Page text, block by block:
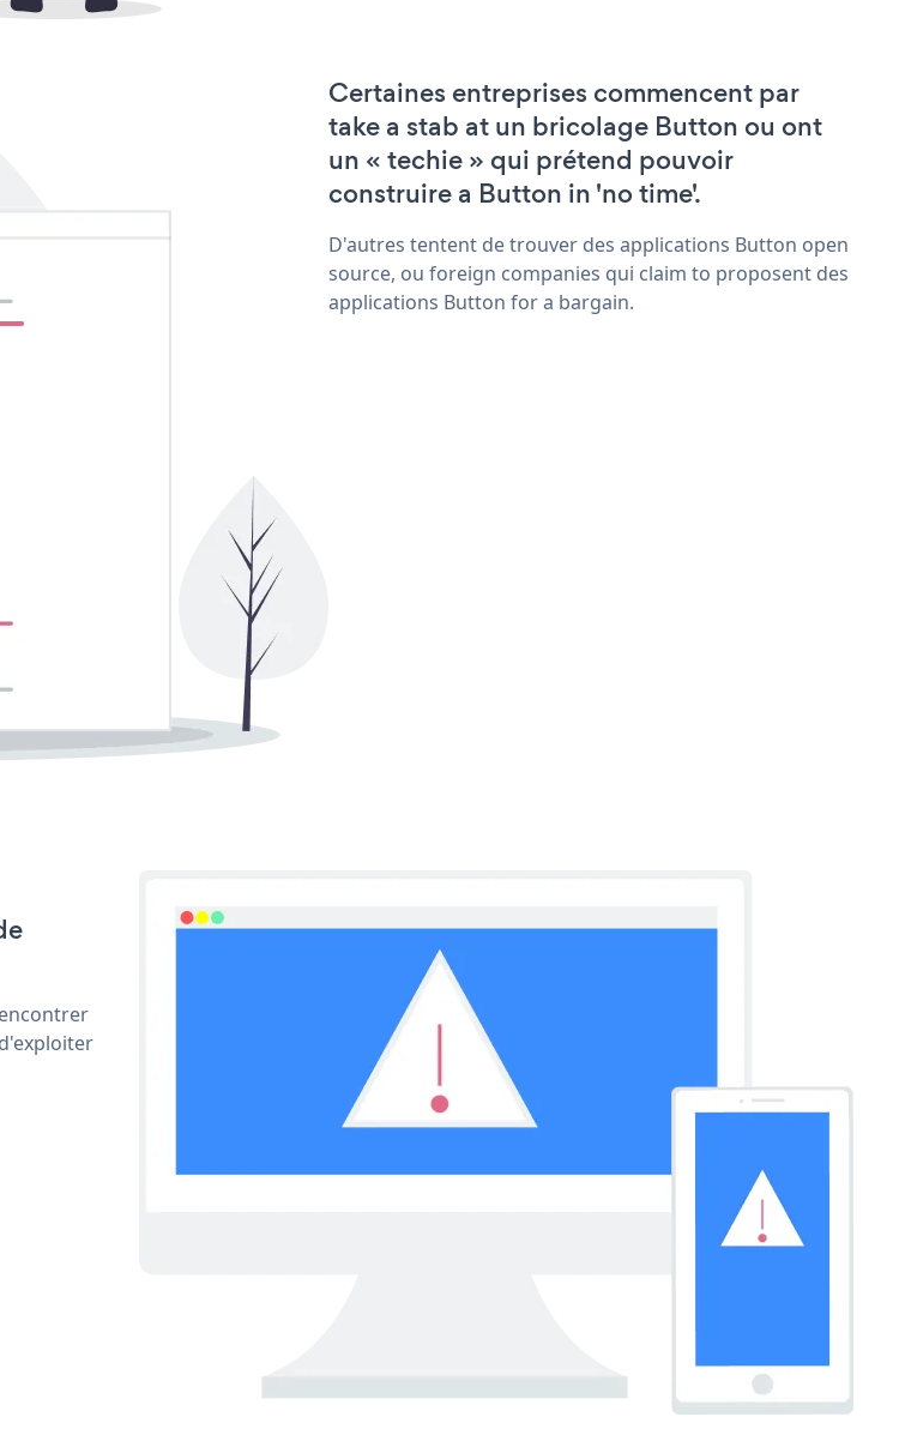
Certaines entreprises commencent par
take a stab at un bricolage Button ou ont
un « techie » qui prétend pouvoir
construire a Button in 'no time'.
D'autres tentent de trouver des applications Button open
source, ou foreign companies qui claim to proposent des
applications Button for a bargain.